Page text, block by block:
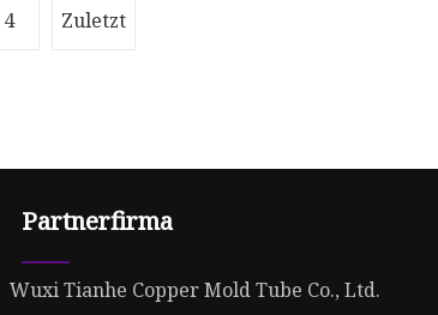
4 Zuletzt
Partnerfirma
Wuxi Tianhe Copper Mold Tube Co., Ltd.